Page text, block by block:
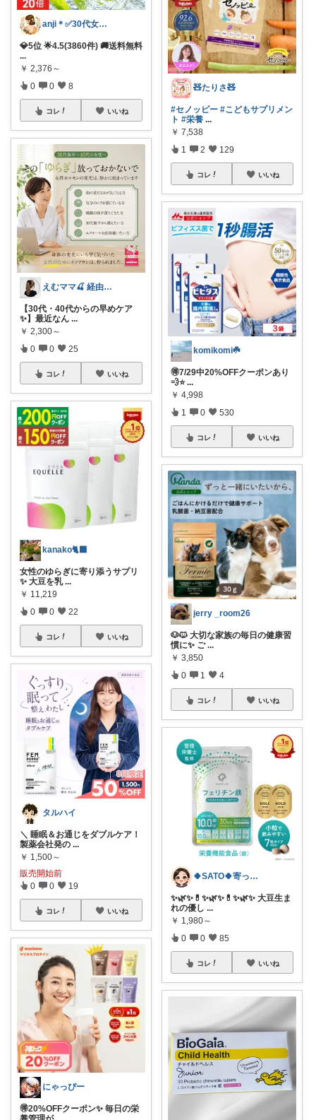
anji＊✅30代女性売上ランキング🏆
💎5位 🌟4.5(3860件) 🚚送料無料
...
￥ 2,376～
0 0 8
コレ いいね
えむママ🍒 経由購入感謝です♡
【30代・40代からの早めケア
✨】最近なん ...
￥ 2,300～
0 0 25
コレ いいね
kanako🐈‍⬛
女性のゆらぎに寄り添うサプリ
✨ 大豆を乳 ...
￥ 11,219
0 0 22
コレ いいね
タルハイ
＼ 睡眠＆お通じをダブルケア！
製薬会社発の ...
￥ 1,500～
販売開始前
0 0 19
コレ いいね
にゃっぴー
🉐20%OFFクーポン✨ 毎日の栄
🧸たりさ🧸
#セノッピー #こどもサプリメン
ト #栄養 ...
￥ 7,538
1 2 129
コレ いいね
komikomi☘️
🉐7/29中20%OFFクーポンあり
💨⭐️ ...
￥ 4,998
1 0 530
コレ いいね
jerry _room26
🐶🐱 大切な家族の毎日の健康習
慣に✨ ご ...
￥ 3,850
0 1 4
コレ いいね
🍀SATO🍀寄って、見てらっしゃい！
​✨🌿✨💊✨🌿✨💊✨🌿✨ 大豆生ま
れの優し ...
￥ 1,980～
0 0 85
コレ いいね